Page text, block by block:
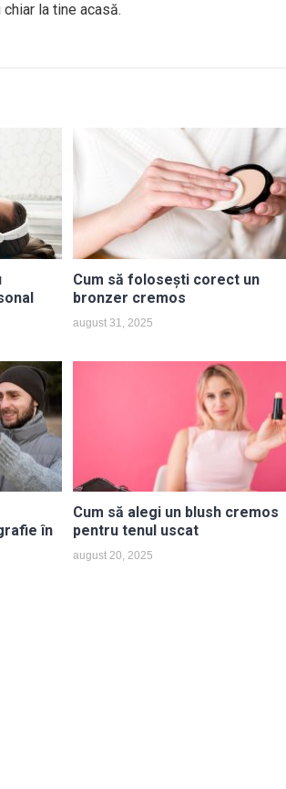
la tine acasă.
Cum să folosești corect un
bronzer cremos
august 31, 2025
în
Cum să alegi un blush cremos
pentru tenul uscat
august 20, 2025